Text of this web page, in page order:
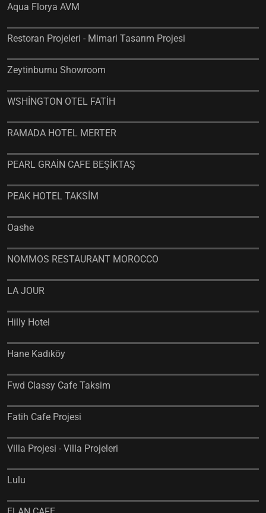
Aqua Florya AVM
Restoran Projeleri - Mimari Tasarım Projesi
Zeytinburnu Showroom
WSHİNGTON OTEL FATİH
RAMADA HOTEL MERTER
PEARL GRAİN CAFE BEŞİKTAŞ
PEAK HOTEL TAKSİM
Oashe
NOMMOS RESTAURANT MOROCCO
LA JOUR
Hilly Hotel
Hane Kadıköy
Fwd Classy Cafe Taksim
Fatih Cafe Projesi
Villa Projesi - Villa Projeleri
Lulu